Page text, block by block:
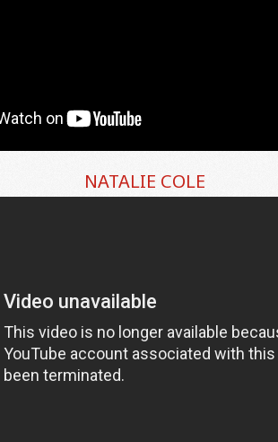
NATALIE COLE